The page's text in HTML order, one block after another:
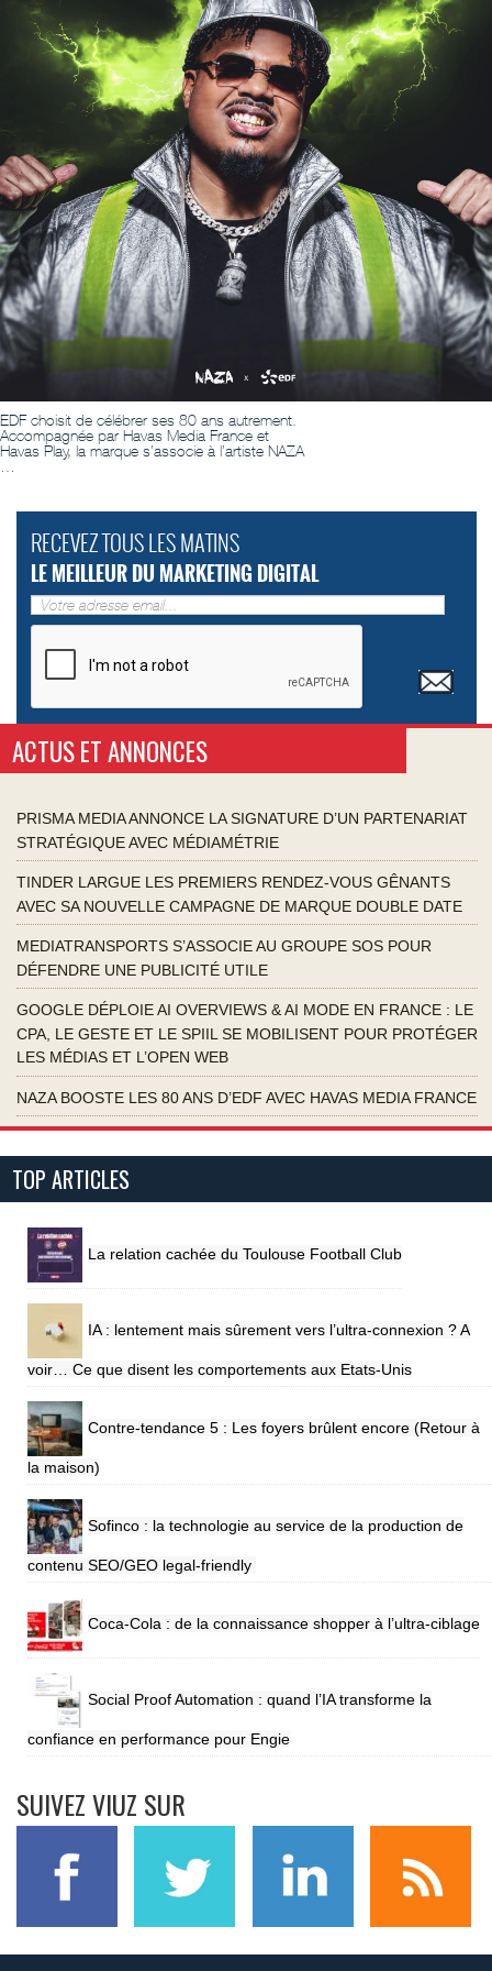
EDF choisit de célébrer ses 80 ans autrement.
Accompagnée par Havas Media France et
Havas Play, la marque s’associe à l’artiste NAZA
…
RECEVEZ TOUS LES MATINS
LE MEILLEUR DU MARKETING DIGITAL
ACTUS ET ANNONCES
PRISMA MEDIA ANNONCE LA SIGNATURE D’UN PARTENARIAT
STRATÉGIQUE AVEC MÉDIAMÉTRIE
TINDER LARGUE LES PREMIERS RENDEZ-VOUS GÊNANTS
AVEC SA NOUVELLE CAMPAGNE DE MARQUE DOUBLE DATE
MEDIATRANSPORTS S’ASSOCIE AU GROUPE SOS POUR
DÉFENDRE UNE PUBLICITÉ UTILE
GOOGLE DÉPLOIE AI OVERVIEWS & AI MODE EN FRANCE : LE
CPA, LE GESTE ET LE SPIIL SE MOBILISENT POUR PROTÉGER
LES MÉDIAS ET L’OPEN WEB
NAZA BOOSTE LES 80 ANS D’EDF AVEC HAVAS MEDIA FRANCE
TOP ARTICLES
La relation cachée du Toulouse Football Club
IA : lentement mais sûrement vers l’ultra-connexion ? A
voir… Ce que disent les comportements aux Etats-Unis
Contre-tendance 5 : Les foyers brûlent encore (Retour à
la maison)
Sofinco : la technologie au service de la production de
contenu SEO/GEO legal-friendly
Coca-Cola : de la connaissance shopper à l’ultra-ciblage
Social Proof Automation : quand l’IA transforme la
confiance en performance pour Engie
SUIVEZ VIUZ SUR